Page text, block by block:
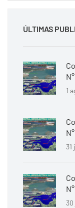
ÚLTIMAS
1
31